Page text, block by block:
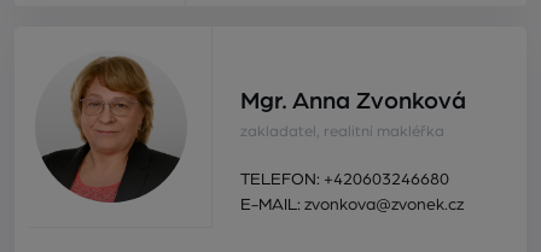
Mgr. Anna Zvonková
zakladatel, realitní makléřka
TELEFON: +420603246680
E-MAIL: zvonkova@zvonek.cz